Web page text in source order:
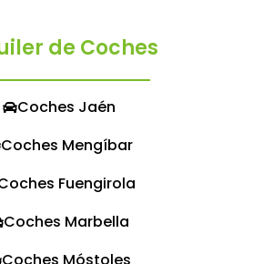
de Coches
Coches Jaén
Coches Mengíbar
Fuengirola
Coches Marbella